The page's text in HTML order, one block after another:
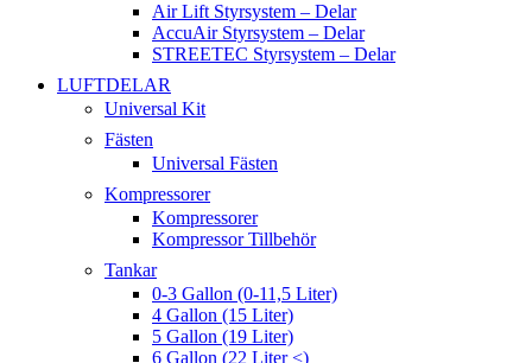
Air Lift Styrsystem – Delar
AccuAir Styrsystem – Delar
STREETEC Styrsystem – Delar
LUFTDELAR
Universal Kit
Fästen
Universal Fästen
Kompressorer
Kompressorer
Kompressor Tillbehör
Tankar
0-3 Gallon (0-11,5 Liter)
4 Gallon (15 Liter)
5 Gallon (19 Liter)
6 Gallon (22 Liter <)